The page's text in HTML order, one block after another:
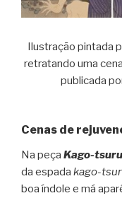
Ilustração pintada
retratando uma
publicada
Cenas de
Na peça Kago-
da espada kago-
boa índole e má